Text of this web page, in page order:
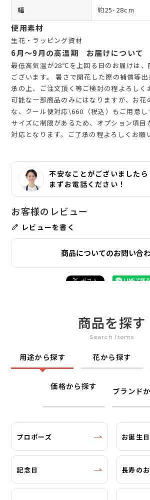
幅 約25-28cm
使用素材
生花・ラッピング資材
6月～9月の高温期 お届けについて
最低高気温が28℃を上回る日のお届けは、
ございます。 暑さで開花した際の補償等
承の上、ご注文頂く等ご検討の程よろしく
可能な一部商品のみにはなりますが、お花
な、クール便対応\660（税込）もご用意
サイズに制限があるため、オプション項目
対応となります。ご了承の程よろしくお願
不安なことがございましたら
まずお電話ください！
レビューを書く
商品についてのお問い合
商品を探す
Search Items
用途から探す 花から探す
価格から探す ブランド
プロポーズ お誕生日
記念日 長寿の